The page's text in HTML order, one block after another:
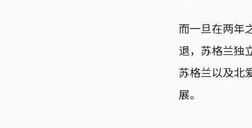
而一旦在两年
退，苏格兰独
苏格兰以及北
展。